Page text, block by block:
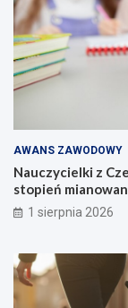
AWANS ZAWODOWY
Nauczycielki z
stopień
1 sierpnia 2026